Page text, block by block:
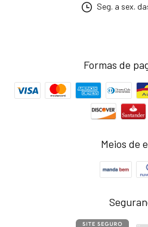
Seg. a sex.
Formas de
Meios de